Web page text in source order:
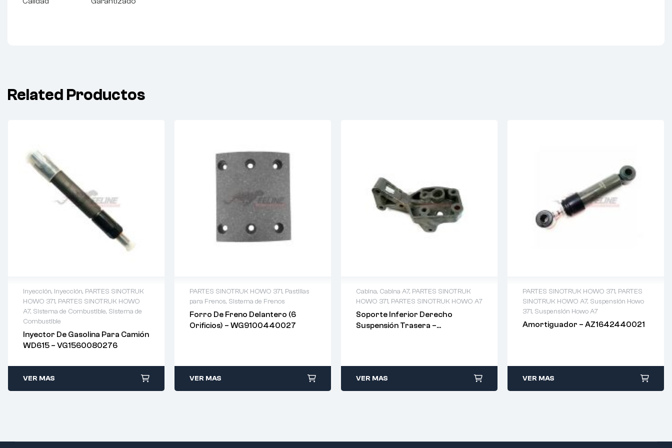
Related Productos
Inyección, Inyección, PARTES SINOTRUK
HOWO 371, PARTES SINOTRUK HOWO
A7, Sistema de Combustible, Sistema de
Combustible
Inyector De Gasolina Para Camión
WD615 – VG1560080276
VER MAS
PARTES SINOTRUK HOWO 371, Pastillas
para Frenos, Sistema de Frenos
Forro De Freno Delantero (6
Orificios) – WG9100440027
VER MAS
Cabina, Cabina A7, PARTES SINOTRUK
HOWO 371, PARTES SINOTRUK HOWO A7
Soporte Inferior Derecho
Suspensión Trasera –
VER MAS
PARTES SINOTRUK HOWO 371, PARTES
SINOTRUK HOWO A7, Suspensión Howo
371, Suspensión Howo A7
Amortiguador – AZ1642440021
VER MAS